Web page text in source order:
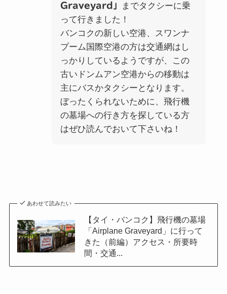
Graveyard」
までタクシーに乗
って行きました！
バンコクの新しい空港、スワンナ
プーム国際空港の方は交通網はし
っかりしているようですが、この
古いドンムアン空港からの移動は
主にバスかタクシーとなります。
ぼったくられないために、 飛行機
の墓場への行き方を探している方
はぜひ読んでおいて下さいね！
あわせて読みたい
【タイ・バンコク】飛行機の墓場
「Airplane Graveyard」に行って
きた（前編）アクセス・所要時
間・交通...